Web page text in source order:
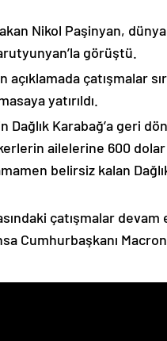
Nikol Paşinyan,
görüştü.
açıklamada çatışmalar
yatırıldı.
Dağlık Karabağ’a geri
ailelerine 600
belirsiz kalan
çatışmalar
Cumhurbaşkanı